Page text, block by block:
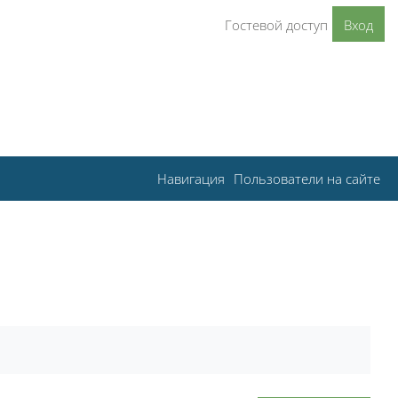
Гостевой доступ Вход
Навигация Пользователи на сайте